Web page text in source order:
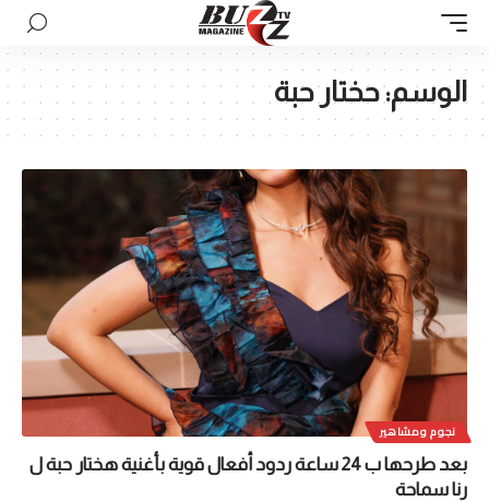
الوسم:حختار حبة
نجوم ومشاهير
بعد طرحها ب 24 ساعة ردود أفعال قوية بأغنية هختار حبة ل
رنا سماحة